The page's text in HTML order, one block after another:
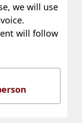
we will use
will follow